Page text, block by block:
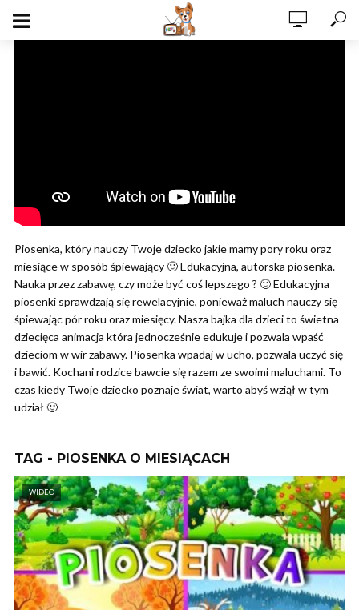
Piosenka, który nauczy Twoje dziecko jakie mamy pory roku oraz
miesiące w sposób śpiewający 🙂 Edukacyjna, autorska piosenka.
Nauka przez zabawę, czy może być coś lepszego ? 🙂 Edukacyjna
piosenki sprawdzają się rewelacyjnie, ponieważ maluch nauczy się
śpiewając pór roku oraz miesięcy. Nasza bajka dla dzieci to świetna
dziecięca animacja która jednocześnie edukuje i pozwala wpaść
dzieciom w wir zabawy. Piosenka wpadaj w ucho, pozwala uczyć się
i bawić. Kochani rodzice bawcie się razem ze swoimi maluchami. To
czas kiedy Twoje dziecko poznaje świat, warto abyś wziął w tym
udział 🙂
TAG - PIOSENKA O MIESIĄCACH
WIDEO